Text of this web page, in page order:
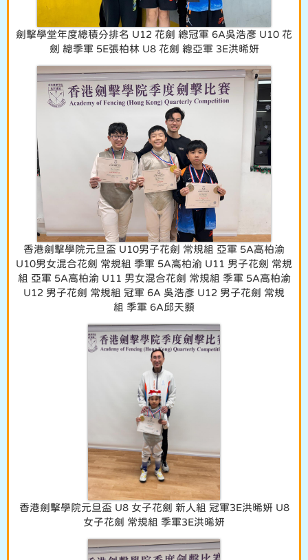
劍擊學堂年度總積分排名 U12 花劍 總冠軍 6A吳浩彥 U10 花
劍 總季軍 5E張柏林 U8 花劍 總亞軍 3E洪晞妍
香港劍擊學院元旦盃 U10男子花劍 常規組 亞軍 5A高柏渝
U10男女混合花劍 常規組 季軍 5A高柏渝 U11 男子花劍 常規
組 亞軍 5A高柏渝 U11 男女混合花劍 常規組 季軍 5A高柏渝
U12 男子花劍 常規組 冠軍 6A 吳浩彥 U12 男子花劍 常規
組 季軍 6A邱天顥
香港劍擊學院元旦盃 U8 女子花劍 新人組 冠軍3E洪晞妍 U8
女子花劍 常規組 季軍3E洪晞妍